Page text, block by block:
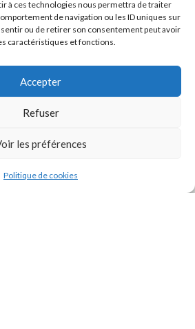
à ces technologies nous permettra de traiter
de navigation ou les ID uniques sur
ou de retirer son consentement peut avoir
caractéristiques et fonctions.
Accepter
Refuser
les préférences
Politique de cookies
confidentialitéde ce site.